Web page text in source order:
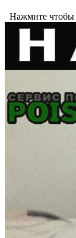
Нажмите чтобы